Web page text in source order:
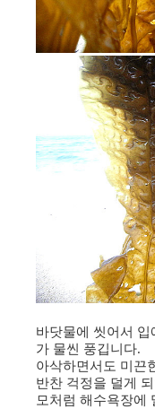
바닷물에 씻어서 입
가 물씬 풍깁니다.
아삭하면서도 미끈
반찬 걱정을 덜게
모처럼 해수욕장에